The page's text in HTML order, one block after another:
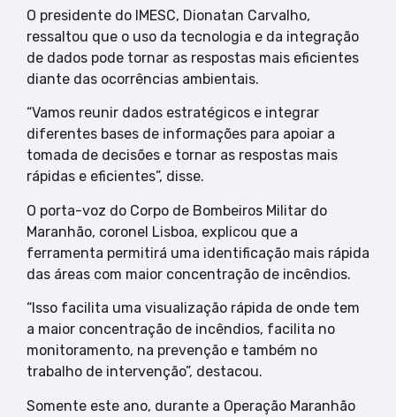
O presidente do IMESC, Dionatan Carvalho,
ressaltou que o uso da tecnologia e da integração
de dados pode tornar as respostas mais eficientes
diante das ocorrências ambientais.
“Vamos reunir dados estratégicos e integrar
diferentes bases de informações para apoiar a
tomada de decisões e tornar as respostas mais
rápidas e eficientes”, disse.
O porta-voz do Corpo de Bombeiros Militar do
Maranhão, coronel Lisboa, explicou que a
ferramenta permitirá uma identificação mais rápida
das áreas com maior concentração de incêndios.
“Isso facilita uma visualização rápida de onde tem
a maior concentração de incêndios, facilita no
monitoramento, na prevenção e também no
trabalho de intervenção”, destacou.
Somente este ano, durante a Operação Maranhão